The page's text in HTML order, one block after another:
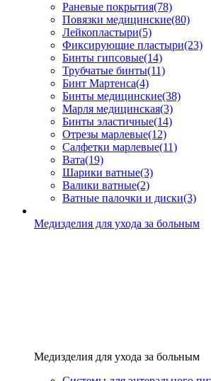
Раневые покрытия(78)
Повязки медицинские(80)
Лейкопластыри(5)
Фиксирующие пластыри(23)
Бинты гипсовые(14)
Трубчатые бинты(11)
Бинт Мартенса(4)
Бинты медицинские(38)
Марля медицинская(3)
Бинты эластичные(14)
Отрезы марлевые(12)
Салфетки марлевые(11)
Вата(19)
Шарики ватные(3)
Валики ватные(2)
Ватные палочки и диски(3)
Медизделия для ухода за больным
Медизделия для ухода за больным